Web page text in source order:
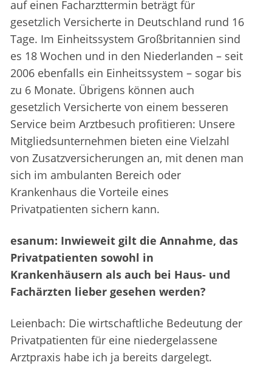
auf einen Facharzttermin beträgt für
gesetzlich Versicherte in Deutschland rund 16
Tage. Im Einheitssystem Großbritannien sind
es 18 Wochen und in den Niederlanden – seit
2006 ebenfalls ein Einheitssystem – sogar bis
zu 6 Monate. Übrigens können auch
gesetzlich Versicherte von einem besseren
Service beim Arztbesuch profitieren: Unsere
Mitgliedsunternehmen bieten eine Vielzahl
von Zusatzversicherungen an, mit denen man
sich im ambulanten Bereich oder
Krankenhaus die Vorteile eines
Privatpatienten sichern kann.
esanum: Inwieweit gilt die Annahme, das
Privatpatienten sowohl in
Krankenhäusern als auch bei Haus- und
Fachärzten lieber gesehen werden?
Leienbach: Die wirtschaftliche Bedeutung der
Privatpatienten für eine niedergelassene
Arztpraxis habe ich ja bereits dargelegt.